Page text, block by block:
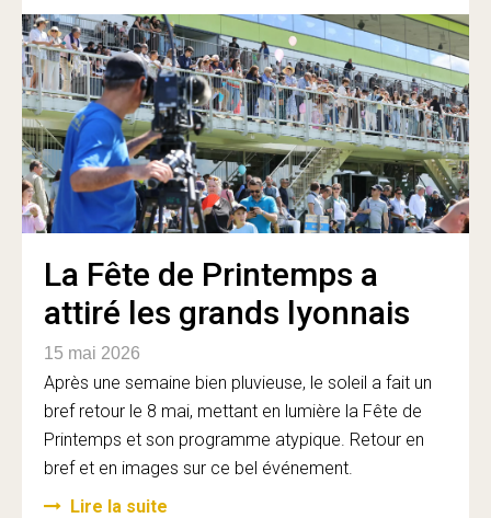
La Fête de Printemps a
attiré les grands lyonnais
15 mai 2026
Après une semaine bien pluvieuse, le soleil a fait un
bref retour le 8 mai, mettant en lumière la Fête de
Printemps et son programme atypique. Retour en
bref et en images sur ce bel événement.
Lire la suite